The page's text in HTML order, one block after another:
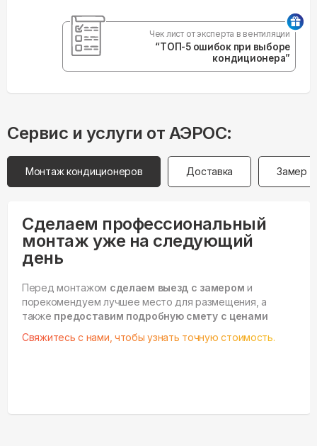
Чек лист от эксперта в вентиляции
“ТОП-5 ошибок при выборе
кондиционера”
Сервис и услуги от АЭРОС:
Монтаж кондиционеров Доставка Замер
Сделаем профессиональный
монтаж уже на следующий
день
Перед монтажом сделаем выезд с замером и
порекомендуем лучшее место для размещения, а
также предоставим подробную смету с ценами
Свяжитесь с нами, чтобы узнать точную стоимость.